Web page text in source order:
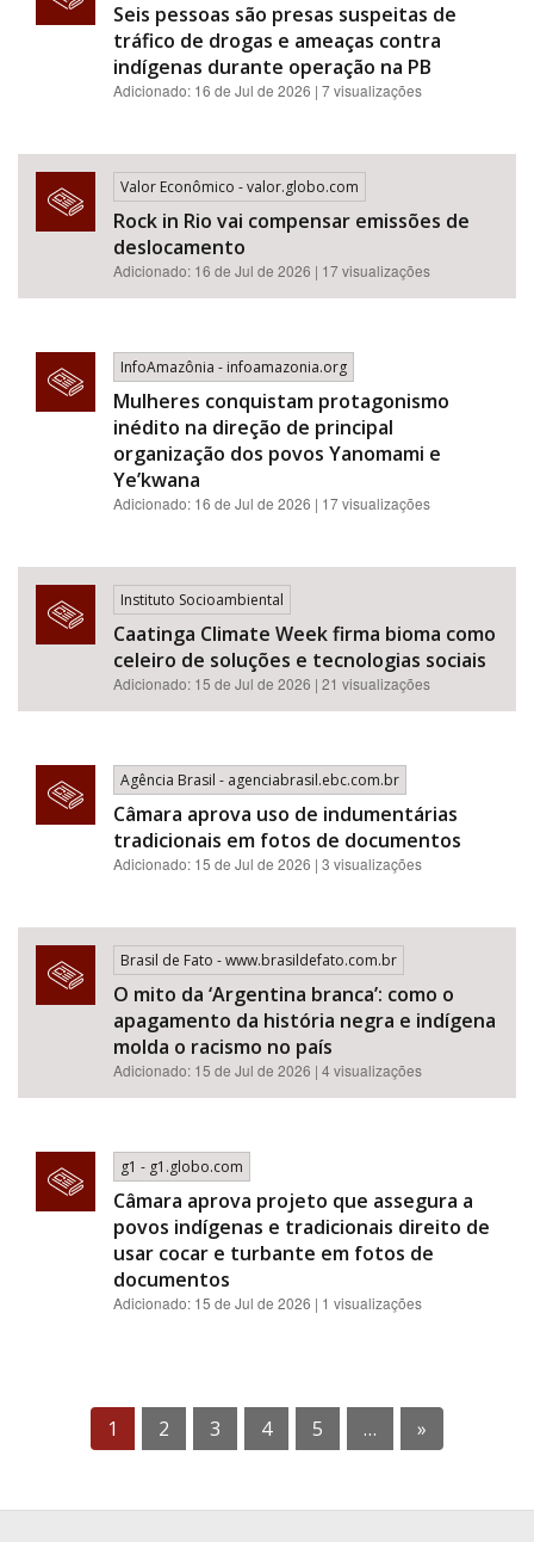
Seis pessoas são presas suspeitas de
tráfico de drogas e ameaças contra
indígenas durante operação na PB
Adicionado: 16 de Jul de 2026 | 7 visualizações
Valor Econômico - valor.globo.com
Rock in Rio vai compensar emissões de
deslocamento
Adicionado: 16 de Jul de 2026 | 17 visualizações
InfoAmazônia - infoamazonia.org
Mulheres conquistam protagonismo
inédito na direção de principal
organização dos povos Yanomami e
Ye’kwana
Adicionado: 16 de Jul de 2026 | 17 visualizações
Instituto Socioambiental
Caatinga Climate Week firma bioma como
celeiro de soluções e tecnologias sociais
Adicionado: 15 de Jul de 2026 | 21 visualizações
Agência Brasil - agenciabrasil.ebc.com.br
Câmara aprova uso de indumentárias
tradicionais em fotos de documentos
Adicionado: 15 de Jul de 2026 | 3 visualizações
Brasil de Fato - www.brasildefato.com.br
O mito da ‘Argentina branca’: como o
apagamento da história negra e indígena
molda o racismo no país
Adicionado: 15 de Jul de 2026 | 4 visualizações
g1 - g1.globo.com
Câmara aprova projeto que assegura a
povos indígenas e tradicionais direito de
usar cocar e turbante em fotos de
documentos
Adicionado: 15 de Jul de 2026 | 1 visualizações
1 2 3 4 5 … »